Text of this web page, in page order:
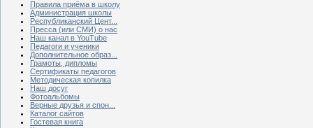
Правила приёма в школу
Администрация школы
Республиканский Цент...
Пресса (или СМИ) о нас
Наш канал в YouTube
Педагоги и ученики
Дополнительное образ...
Грамоты, дипломы
Сертификаты педагогов
Методическая копилка
Наш досуг
Фотоальбомы
Верные друзья и спон...
Каталог сайтов
Гостевая книга